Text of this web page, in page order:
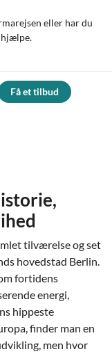
eller har du
hjælpe.
Få et tilbud
tilværelse og set
hovedstad Berlin.
fortidens
energi,
hippeste
finder man en
men hvor